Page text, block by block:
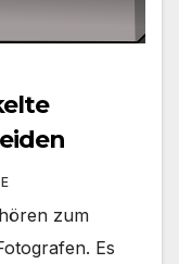
zum
Es